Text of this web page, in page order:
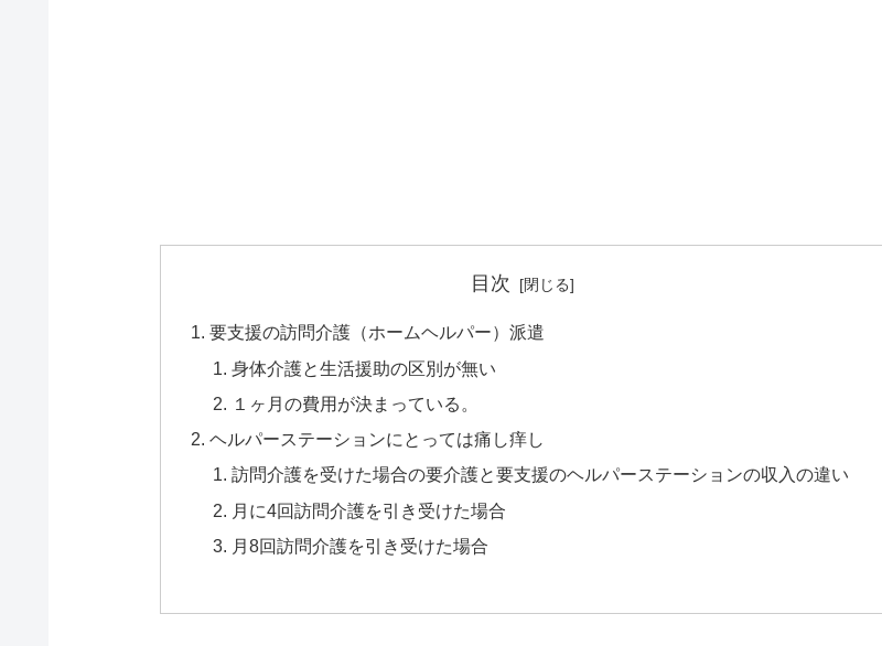
目次
要支援の訪問介護（ホームヘルパー）派遣
身体介護と生活援助の区別が無い
１ヶ月の費用が決まっている。
ヘルパーステーションにとっては痛し痒し
訪問介護を受けた場合の要介護と要支援のヘルパーステーションの収入の違い
月に4回訪問介護を引き受けた場合
月8回訪問介護を引き受けた場合